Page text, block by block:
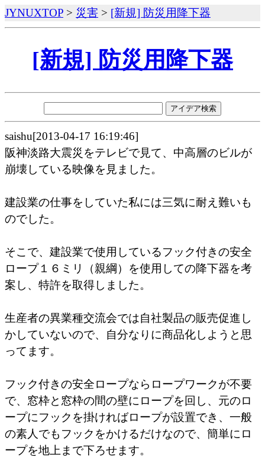
JYNUXTOP > 災害 > [新規] 防災用降下器
[新規] 防災用降下器
saishu[2013-04-17 16:19:46]
阪神淡路大震災をテレビで見て、中高層のビルが
崩壊している映像を見ました。
建設業の仕事をしていた私には三気に耐え難いも
のでした。
そこで、建設業で使用しているフック付きの安全
ロープ１６ミリ（親綱）を使用しての降下器を考
案し、特許を取得しました。
生産者の異業種交流会では自社製品の販売促進し
かしていないので、自分なりに商品化しようと思
ってます。
フック付きの安全ロープならロープワークが不要
で、窓枠と窓枠の間の壁にロープを回し、元のロ
ープにフックを掛ければロープが設置でき、一般
の素人でもフックをかけるだけなので、簡単にロ
ープを地上まで下ろせます。